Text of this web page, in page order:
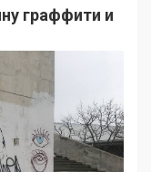
граффити и